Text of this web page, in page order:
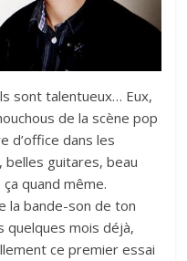
sont talentueux… Eux,
de la scène pop
d’office dans les
belles guitares, beau
quand même.
la bande-son de ton
quelques mois déjà,
ce premier essai